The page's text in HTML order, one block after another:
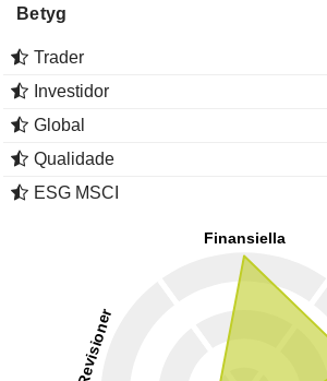
Betyg
Trader
Investidor
Global
Qualidade
ESG MSCI